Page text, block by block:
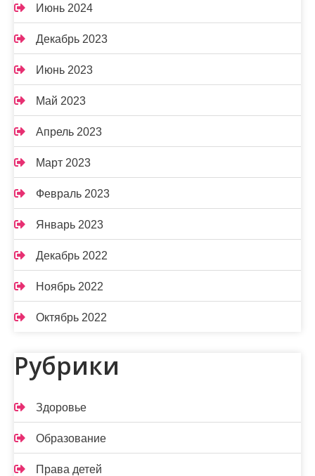
Июнь 2024
Декабрь 2023
Июнь 2023
Май 2023
Апрель 2023
Март 2023
Февраль 2023
Январь 2023
Декабрь 2022
Ноябрь 2022
Октябрь 2022
Рубрики
Здоровье
Образование
Права детей